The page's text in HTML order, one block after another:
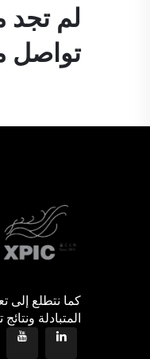
لم تجد
تواصل
كما نتطلع إلى
المتبادلة